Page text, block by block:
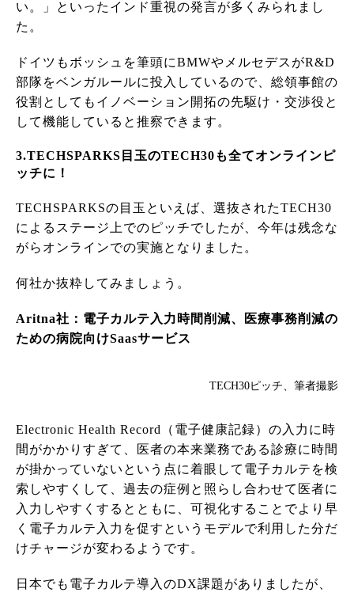
い。」といったインド重視の発言が多くみられまし
た。
ドイツもボッシュを筆頭にBMWやメルセデスがR&D
部隊をベンガルールに投入しているので、総領事館の
役割としてもイノベーション開拓の先駆け・交渉役と
して機能していると推察できます。
3.TECHSPARKS目玉のTECH30も全てオンラインピ
ッチに！
TECHSPARKSの目玉といえば、選抜されたTECH30
によるステージ上でのピッチでしたが、今年は残念な
がらオンラインでの実施となりました。
何社か抜粋してみましょう。
Aritna社：電子カルテ入力時間削減、医療事務削減の
ための病院向けSaasサービス
TECH30ピッチ、筆者撮影
Electronic Health Record（電子健康記録）の入力に時
間がかかりすぎて、医者の本来業務である診療に時間
が掛かっていないという点に着眼して電子カルテを検
索しやすくして、過去の症例と照らし合わせて医者に
入力しやすくするとともに、可視化することでより早
く電子カルテ入力を促すというモデルで利用した分だ
けチャージが変わるようです。
日本でも電子カルテ導入のDX課題がありましたが、